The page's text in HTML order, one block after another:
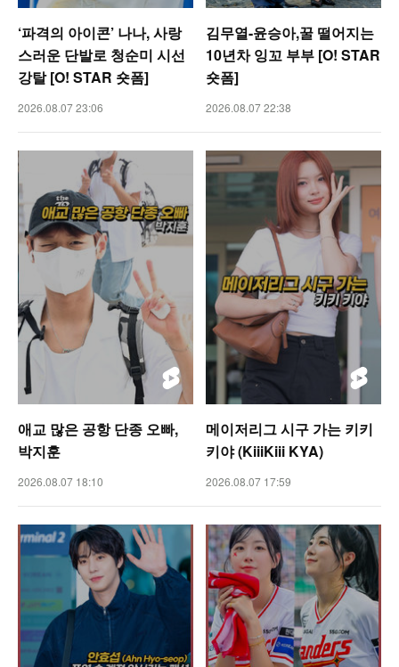
‘파격의 아이콘’ 나나, 사랑
스러운 단발로 청순미 시선
강탈 [O! STAR 숏폼]
2026.08.07 23:06
김무열-윤승아,꿀 떨어지는
10년차 잉꼬 부부 [O! STAR
숏폼]
2026.08.07 22:38
애교 많은 공항 단종 오빠,
박지훈
2026.08.07 18:10
메이저리그 시구 가는 키키
키야 (KiiiKiii KYA)
2026.08.07 17:59